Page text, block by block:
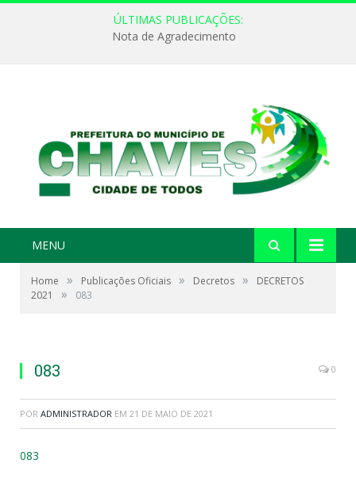
ÚLTIMAS PUBLICAÇÕES:
Nota de Agradecimento
MENU
Home » Publicações Oficiais » Decretos »
DECRETOS
2021
» 083
083 0
POR ADMINISTRADOR EM 21 DE MAIO DE 2021
083